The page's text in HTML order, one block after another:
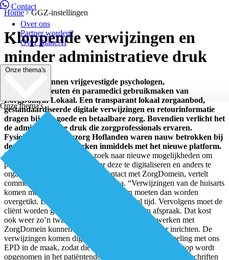
Contact
Over ons
Partner worden?
Over BiancAI
Onze thema's
Onze thema's
Home GGZ-instellingen
Kloppende verwijzingen en
minder administratieve druk
Sinds kort kunnen vrijgevestigde psychologen,
psychotherapeuten én paramedici gebruikmaken van
ZorgDomein Lokaal. Een transparant lokaal zorgaanbod,
gestandaardiseerde digitale verwijzingen en retourinformatie
dragen bij aan goede en betaalbare zorg. Bovendien verlicht het
de administratieve druk die zorgprofessionals ervaren.
FysioHolland en Psyzorg Hoflanden waren nauw betrokken bij
de ontwikkeling en werken inmiddels met het nieuwe platform.
FysioHolland is continu op zoek naar nieuwe mogelijkheden om
processen te optimaliseren door deze te digitaliseren en anders te
organiseren. Dat bracht hen in contact met ZorgDomein, vertelt
commercieel directeur Jelle Jouwsma. “Verwijzingen van de huisarts
komen meestal nog op papier binnen en moeten dan worden
overgetikt. Dat is foutgevoelig en kost veel tijd. Vervolgens moet de
cliënt worden gebeld voor het maken van een afspraak. Dat kost
ook weer zo’n twintig minuten. Door samen te werken met
ZorgDomein kunnen we het proces veel efficiënter inrichten. De
verwijzingen komen digitaal binnen en er is een koppeling met ons
EPD in de maak, zodat die straks met een druk op de knop wordt
opgenomen in het patiëntendossier. We hoeven geen handschriften